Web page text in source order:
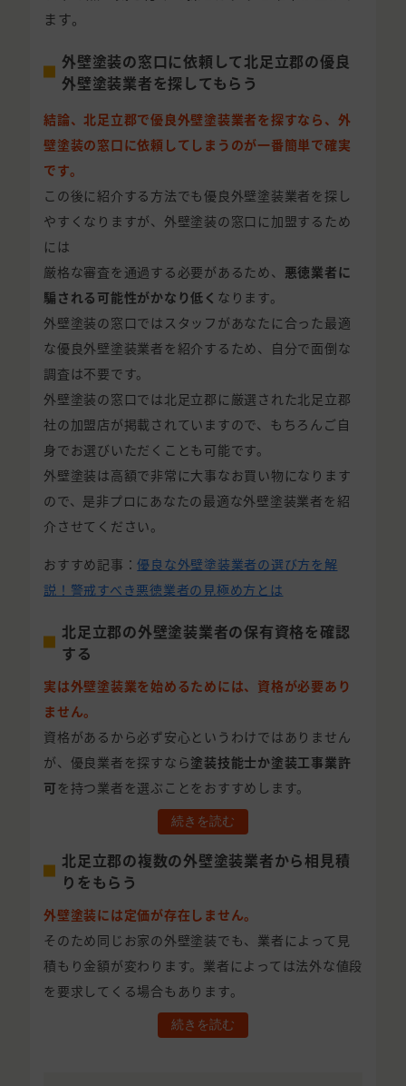
ます。
外壁塗装の窓口に依頼して北足立郡の優良
外壁塗装業者を探してもらう
結論、北足立郡で優良外壁塗装業者を探すなら、外
壁塗装の窓口に依頼してしまうのが一番簡単で確実
です。
この後に紹介する方法でも優良外壁塗装業者を探し
やすくなりますが、外壁塗装の窓口に加盟するため
には
厳格な審査を通過する必要があるため、 悪徳業者に
騙される可能性がかなり低く なります。
外壁塗装の窓口ではスタッフがあなたに合った最適
な優良外壁塗装業者を紹介するため、自分で面倒な
調査は不要です。
外壁塗装の窓口では北足立郡に厳選された北足立郡
社の加盟店が掲載されていますので、もちろんご自
身でお選びいただくことも可能です。
外壁塗装は高額で非常に大事なお買い物になります
ので、是非プロにあなたの最適な外壁塗装業者を紹
介させてください。
おすすめ記事：優良な外壁塗装業者の選び方を解
説！警戒すべき悪徳業者の見極め方とは
北足立郡の外壁塗装業者の保有資格を確認
する
実は外壁塗装業を始めるためには、資格が必要あり
ません。
資格があるから必ず安心というわけではありません
が、優良業者を探すなら塗装技能士か塗装工事業許
可 を持つ業者を選ぶことをおすすめします。
続きを読む
北足立郡の複数の外壁塗装業者から相見積
りをもらう
外壁塗装には定価が存在しません。
そのため同じお家の外壁塗装でも、業者によって見
積もり金額が変わります。業者によっては法外な値段
を要求してくる場合もあります。
続きを読む